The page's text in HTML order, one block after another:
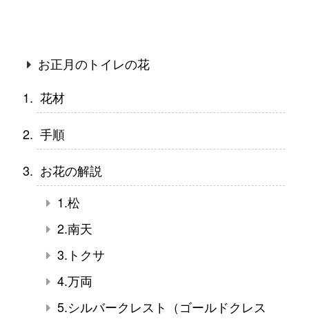
お正月のトイレの花
花材
手順
お花の解説
1.松
2.南天
3.トクサ
4.万両
5.シルバークレスト（ゴールドクレス